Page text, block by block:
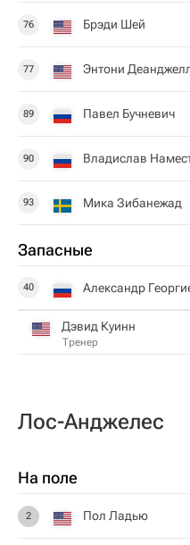
76 Брэди Шей
77 Энтони
89 Павел Бучневич
90 Владислав
93 Мика Зибанежад
Запасные
40 Александр
Дэвид Куинн
Тренер
Лос-Анджелес
На поле
2 Пол Ладью